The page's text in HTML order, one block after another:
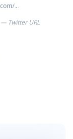
...
Twitter URL